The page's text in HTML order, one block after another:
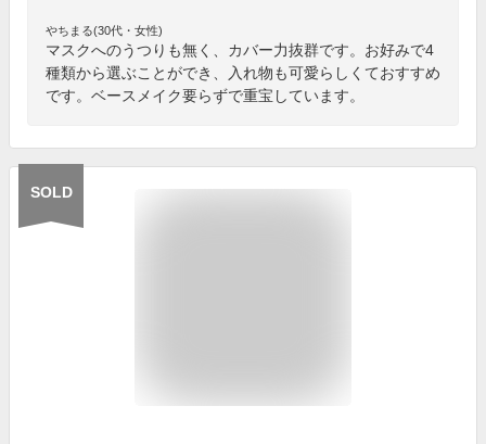
やちまる(30代・女性)
マスクへのうつりも無く、カバー力抜群です。お好みで4
種類から選ぶことができ、入れ物も可愛らしくておすすめ
です。ベースメイク要らずで重宝しています。
SOLD